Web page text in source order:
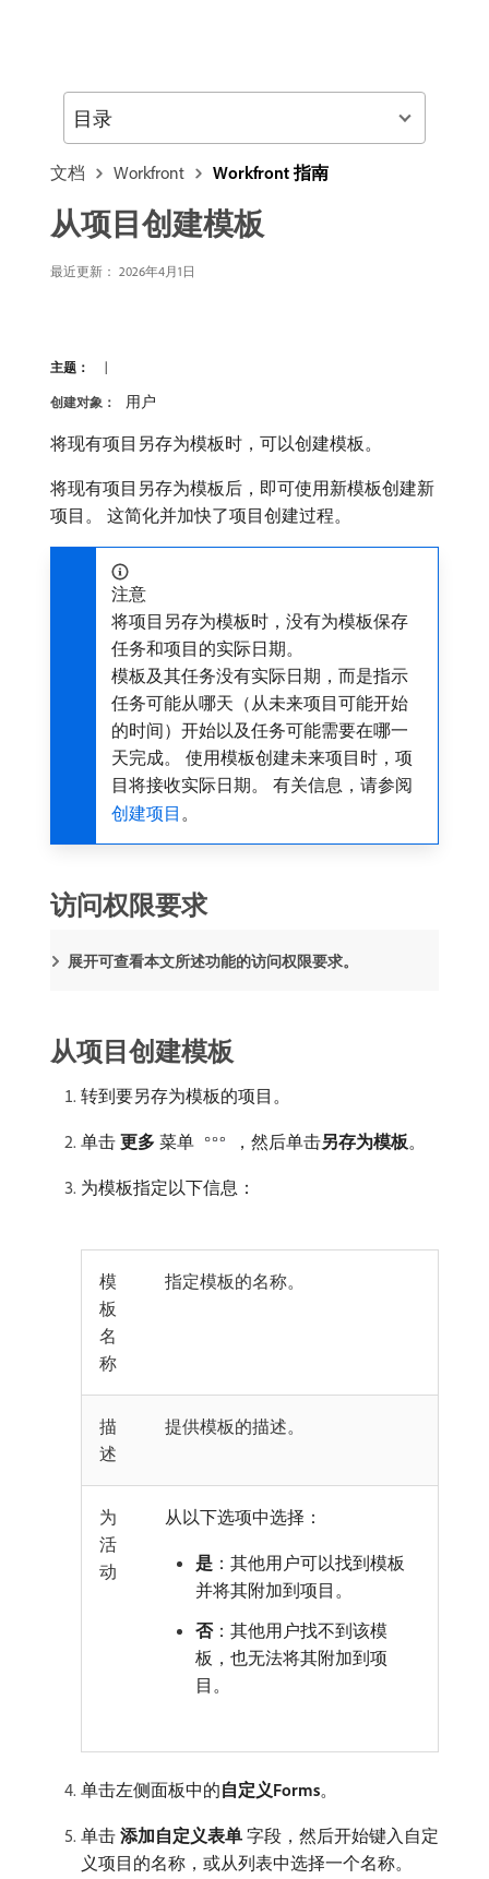
文档 Workfront Workfront 指南
从项目创建模板
最近更新： 2026年4月1日
主题：
创建对象： 用户
将现有项目另存为模板时，可以创建模板。
将现有项目另存为模板后，即可使用新模板创建新
项目。 这简化并加快了项目创建过程。
注意
将项目另存为模板时，没有为模板保存
任务和项目的实际日期。
模板及其任务没有实际日期，而是指示
任务可能从哪天（从未来项目可能开始
的时间）开始以及任务可能需要在哪一
天完成。 使用模板创建未来项目时，项
目将接收实际日期。 有关信息，请参阅
创建项目 。
访问权限要求
展开可查看本文所述功能的访问权限要求。
从项目创建模板
转到要另存为模板的项目。
单击​ 更多 ​菜单 ，然后单击​另存为模板。
为模板指定以下信息：
模
板
名
称
指定模板的名称。
描
述
提供模板的描述。
为
活
动
从以下选项中选择：
是 ：其他用户可以找到模板
并将其附加到项目。
否：其他用户找不到该模
板，也无法将其附加到项
目。
单击左侧面板中的​自定义Forms。
单击​ 添加自定义表单 ​字段，然后开始键入自定
义项目的名称，或从列表中选择一个名称。
目录